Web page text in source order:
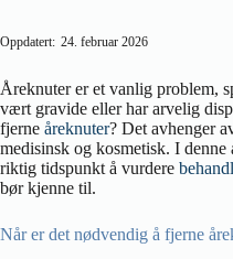
Oppdatert: 24. februar 2026
Åreknuter er et vanlig problem,
vært gravide eller har arvelig
fjerne åreknuter? Det avhenger
medisinsk og kosmetisk. I
riktig tidspunkt å vurdere
bør kjenne til.
Når er det nødvendig å fjerne